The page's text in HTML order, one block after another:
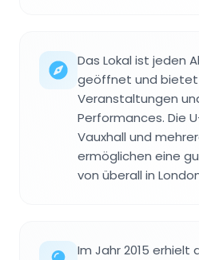
Das Lokal ist jeden
geöffnet und bietet
Veranstaltungen
Performances. Die
Vauxhall und
ermöglichen eine
von überall in
Im Jahr 2015 erhielt